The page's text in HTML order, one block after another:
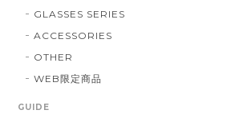
GLASSES SERIES
ACCESSORIES
OTHER
WEB限定商品
GUIDE